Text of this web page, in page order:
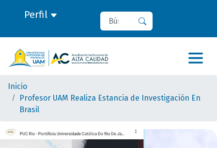
Perfil Buscar
Inicio
Profesor UAM Realiza Estancia de Investigación En
Brasil